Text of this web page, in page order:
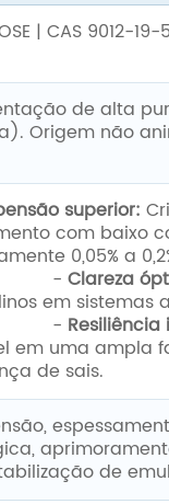
| CAS 9012-19-5
de alta
Origem não
superior:
com baixo
0,05% a
Clareza
em sistemas
em uma ampla
de sais.
de